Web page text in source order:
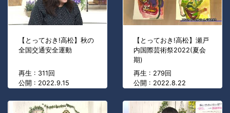
【とっておき!高松】秋の
全国交通安全運動
再生 : 311回
公開 : 2022.9.15
【とっておき!高松】瀬戸
内国際芸術祭2022(夏会
期)
再生 : 279回
公開 : 2022.8.22